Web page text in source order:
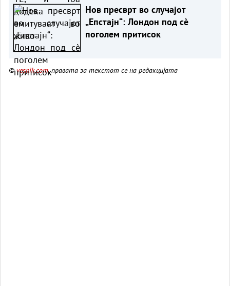
Нов пресврт во случајот
„Епстајн“: Лондон под сè
поголем притисок
©vesnik.com, правата за текстот се на редакцијата